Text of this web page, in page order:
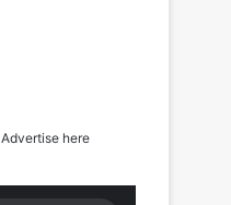
Advertise here